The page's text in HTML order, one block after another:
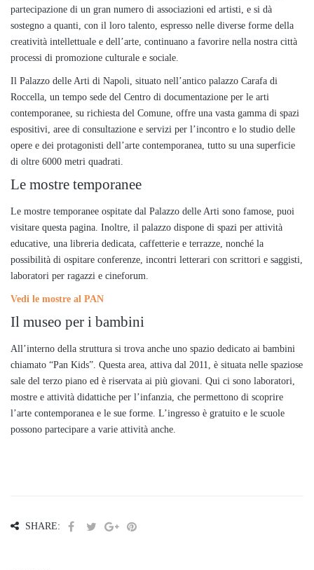
partecipazione di un gran numero di associazioni ed artisti, e si dà
sostegno a quanti, con il loro talento, espresso nelle diverse forme della
creatività intellettuale e dell’arte, continuano a favorire nella nostra città
processi di promozione culturale e sociale.
Il Palazzo delle Arti di Napoli, situato nell’antico palazzo Carafa di
Roccella, un tempo sede del Centro di documentazione per le arti
contemporanee, su richiesta del Comune, offre una vasta gamma di spazi
espositivi, aree di consultazione e servizi per l’incontro e lo studio delle
opere e dei protagonisti dell’arte contemporanea, tutto su una superficie
di oltre 6000 metri quadrati.
Le mostre temporanee
Le mostre temporanee ospitate dal Palazzo delle Arti sono famose, puoi
visitare questa pagina. Inoltre, il palazzo dispone di spazi per attività
educative, una libreria dedicata, caffetterie e terrazze, nonché la
possibilità di ospitare conferenze, incontri letterari con scrittori e saggisti,
laboratori per ragazzi e cineforum.
Vedi le mostre al PAN
Il museo per i bambini
All’interno della struttura si trova anche uno spazio dedicato ai bambini
chiamato “Pan Kids”. Questa area, attiva dal 2011, è situata nelle spaziose
sale del terzo piano ed è riservata ai più giovani. Qui ci sono laboratori,
mostre e attività didattiche per l’infanzia, che permettono di scoprire
l’arte contemporanea e le sue forme. L’ingresso è gratuito e le scuole
possono partecipare a varie attività anche.
SHARE: